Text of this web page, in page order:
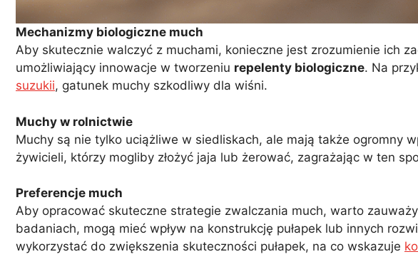
Mechanizmy biologiczne much
Aby skutecznie walczyć z muchami, konieczne jest zrozumienie ich
umożliwiający innowacje w tworzeniu repelenty biologiczne. Na
suzukii, gatunek muchy szkodliwy dla wiśni.
Muchy w rolnictwie
Muchy są nie tylko uciążliwe w siedliskach, ale mają także ogromny
żywicieli, którzy mogliby złożyć jaja lub żerować, zagrażając w ten
Preferencje much
Aby opracować skuteczne strategie zwalczania much, warto
badaniach, mogą mieć wpływ na konstrukcję pułapek lub innych
wykorzystać do zwiększenia skuteczności pułapek, na co wskazuje